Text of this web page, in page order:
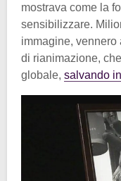
mostrava come la
sensibilizzare.
immagine,
di rianimazione,
globale, salvando